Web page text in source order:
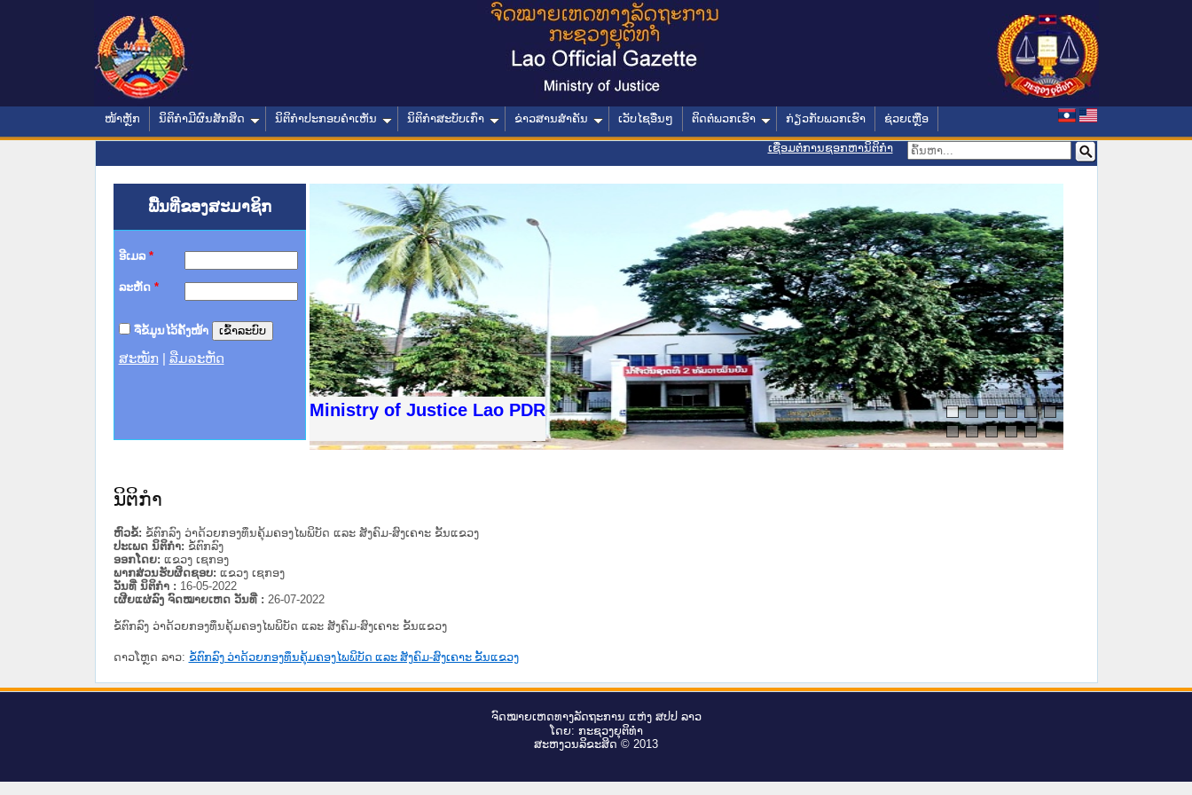
ໜ້າຫຼັກ ນິຕິກໍາມີຜົນສັກສິດ ນິຕິກໍາປະກອບຄໍາເຫັນ ນິຕິກໍາສະບັບເກົ່າ ຂ່າວສານສໍາຄັນ ເວັບໄຊອື່ນໆ ຕິດຕໍ່ພວກເຮົາ ກ່ຽວກັບພວກເຮົາ ຊ່ວຍເຫຼືອ
ເຊື່ອມຕໍ່ການຊອກຫານິຕິກຳ
ພື້ນທີ່ຂອງສະມາຊິກ
ອີເມລ *
ລະຫັດ *
ຈື່ຂໍ້ມູນໄວ້ຄັ້ງໜ້າ
ສະໝັກ ລືມລະຫັດ
Ministry of Justice Lao PDR
ານສະພາປະຊາຊົນ ພາກເໜືອ
ທາງລັດຖະການ
ສຳລັບ ພາກກາງ
ສຳລັບ ພາກໃຕ້
ວິທະຍາຄານຕຳຫຼວດປະຊາຊົນ
ວິທະຍາຄານສັນຕິບານປະຊາຊົນ
ຂັ້ນແຂວງພາກເໜືອ
ານສະພາປະຊາຊົນ ພາກກາງ
ນິຕິກໍາ
ຫົວຂໍ້: ຂໍ້ຕົກລົງ ວ່າດ້ວຍກອງທຶນຄຸ້ມຄອງໄພພິບັດ ແລະ ສັງຄົມ-ສົງເຄາະ ຂັ້ນແຂວງ
ປະເພດ ນິຕິກໍາ: ຂໍ້ຕົກລົງ
ອອກໂດຍ: ແຂວງ ເຊກອງ
ພາກສ່ວນຮັບຜິດຊອບ: ແຂວງ ເຊກອງ
ວັນທີ່ ນິຕິກໍາ : 16-05-2022
ເຜີຍແຜ່ລົງ ຈົດໝາຍເຫດ ວັນທີ່ : 26-07-2022
ຂໍ້ຕົກລົງ ວ່າດ້ວຍກອງທຶນຄຸ້ມຄອງໄພພິບັດ ແລະ ສັງຄົມ-ສົງເຄາະ ຂັ້ນແຂວງ
ດາວໂຫຼດ ລາວ: ຂໍ້ຕົກລົງ ວ່າດ້ວຍກອງທຶນຄຸ້ມຄອງໄພພິບັດ ແລະ ສັງຄົມ-ສົງເຄາະ ຂັ້ນແຂວງ
ຈົດ​ໝາຍ​ເຫດ​ທາງ​ລັດ​ຖະ​ການ ແຫ່ງ ສ​ປ​ປ ລາວ
ໂດຍ: ກະ​ຊວງຍຸ​ຕິ​ທຳ
ສະ​ຫງວນ​ລິ​ຂະ​ສິດ © 2013